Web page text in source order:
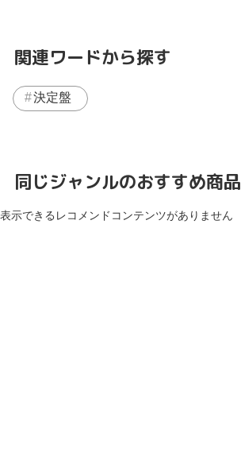
関連ワードから探す
決定盤
同じジャンルのおすすめ商品
表示できるレコメンドコンテンツがありません